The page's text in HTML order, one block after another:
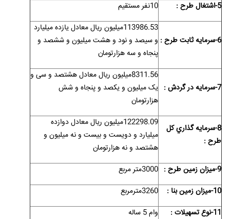
5-اشتغال طرح :
10نفر مستقیم
6-سرمايه ثابت طرح :
113986.53میلیون ریال معادل یازده میلیارد
و سیصد و نود و هشت میلیون و ششصد و
پنجاه و سه هزارتومان
7-سرمايه در گردش :
8311.56میلیون ریال معادل هشتصد و سی و
یک میلیون و یکصد و پنجاه و شش
هزارتومان
8-سرمايه گذاري کل
طرح :
122298.09میلیون ریال معادل دوازده
میلیارد و دویست و بیست و نه میلیون و
هشتصد و نه هزارتومان
9-ميزان زمين طرح :
3000متر مربع
10-ميزان زمين بنا :
3260مترمربع
11-نوع تسهيلات :
وام 5 ساله